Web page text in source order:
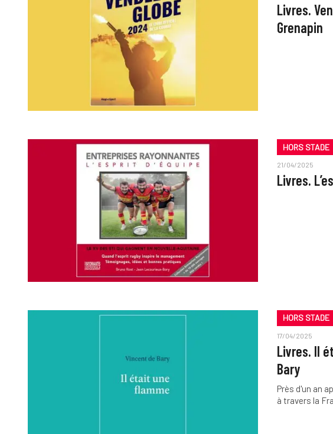
Livres.
Grenapin
HORS STADE
21/04/2025
Livres.
HORS STADE
17/04/2025
Livres. Il
Bary
Près d'un an
à travers la